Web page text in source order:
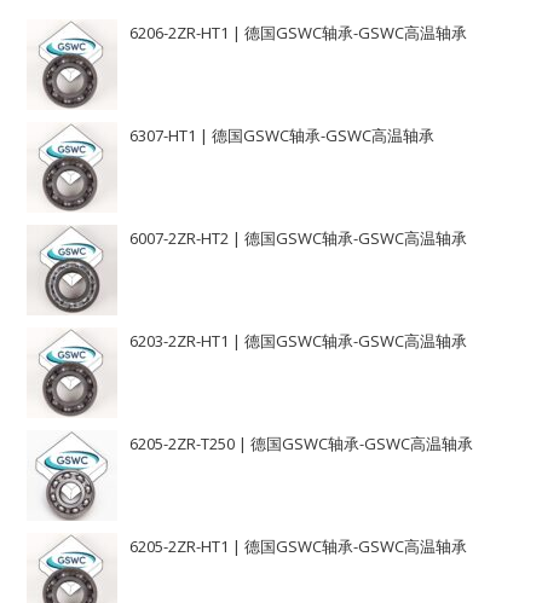
6206-2ZR-HT1 | 德国GSWC轴承-GSWC高温轴承
6307-HT1 | 德国GSWC轴承-GSWC高温轴承
6007-2ZR-HT2 | 德国GSWC轴承-GSWC高温轴承
6203-2ZR-HT1 | 德国GSWC轴承-GSWC高温轴承
6205-2ZR-T250 | 德国GSWC轴承-GSWC高温轴承
6205-2ZR-HT1 | 德国GSWC轴承-GSWC高温轴承